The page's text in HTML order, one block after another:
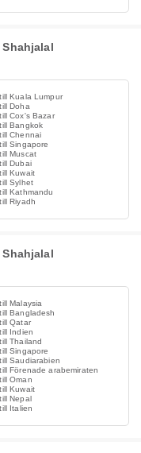
Kuala Lumpur
Doha
Cox's Bazar
Bangkok
Chennai
Singapore
Muscat
Dubai
Kuwait
Sylhet
Kathmandu
Riyadh
Malaysia
Bangladesh
Qatar
Indien
Thailand
Singapore
Saudiarabien
Förenade arabemiraten
Oman
Kuwait
Nepal
Italien